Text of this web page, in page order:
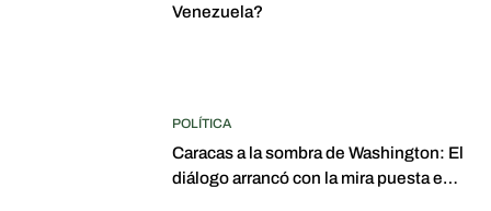
Venezuela?
POLÍTICA
Caracas a la sombra de Washington: El
diálogo arrancó con la mira puesta en